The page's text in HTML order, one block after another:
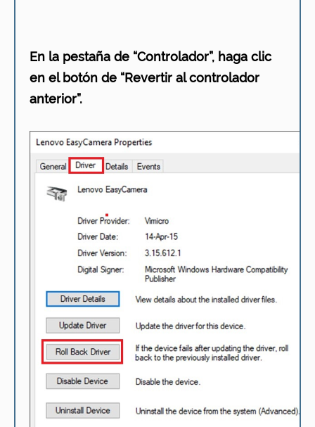
En la pestaña de “Controlador”, haga clic
en el botón de “Revertir al controlador
anterior”.